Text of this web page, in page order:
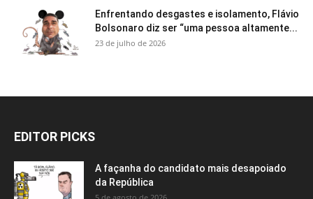
Enfrentando desgastes e isolamento, Flávio
Bolsonaro diz ser “uma pessoa altamente...
23 de julho de 2026
EDITOR PICKS
A façanha do candidato mais desapoiado
da República